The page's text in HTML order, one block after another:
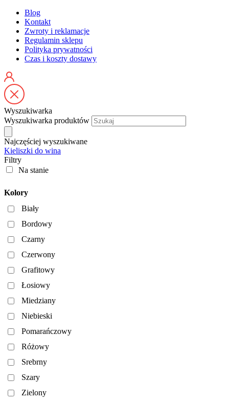
Blog
Kontakt
Zwroty i reklamacje
Regulamin sklepu
Polityka prywatności
Czas i koszty dostawy
Wyszukiwarka
Wyszukiwarka produktów
Najczęściej wyszukiwane
Kieliszki do wina
Filtry
Na stanie
Kolory
Biały
Bordowy
Czarny
Czerwony
Grafitowy
Łosiowy
Miedziany
Niebieski
Pomarańczowy
Różowy
Srebrny
Szary
Zielony